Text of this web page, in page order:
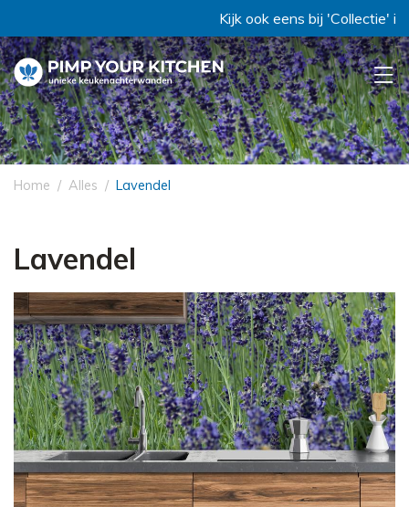
Kijk ook eens bij 'Collectie' in
Home Alles Lavendel
Lavendel